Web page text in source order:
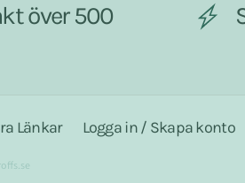
över 500
Länkar Logga in / Skapa konto